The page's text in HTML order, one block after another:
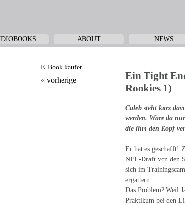
ABOUT NEWS
E-Book kaufen
«vorherige | |
Ein Tight
Rookies 1)
Caleb steht kurz
werden. Wäre da
die ihm den Kopf
Er hat es geschafft!
NFL-Draft von den
sich im
ergattern.
Das Problem? Weil
Praktikum bei den